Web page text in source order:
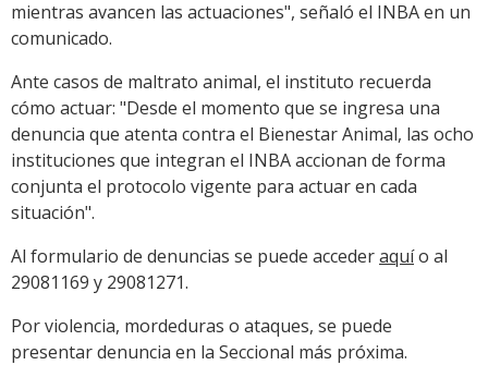
mientras avancen las actuaciones", señaló el INBA en un
comunicado.
Ante casos de maltrato animal, el instituto recuerda
cómo actuar: "Desde el momento que se ingresa una
denuncia que atenta contra el Bienestar Animal, las ocho
instituciones que integran el INBA accionan de forma
conjunta el protocolo vigente para actuar en cada
situación".
Al formulario de denuncias se puede accederaquío al
29081169 y 29081271.
Por violencia, mordeduras o ataques, se puede
presentar denuncia en la Seccional más próxima.